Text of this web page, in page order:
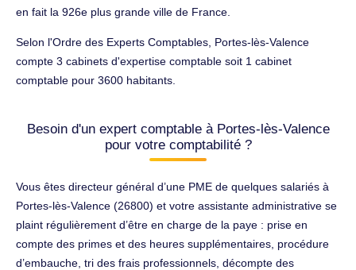
en fait la 926e plus grande ville de France.
Selon l'Ordre des Experts Comptables, Portes-lès-Valence
compte 3 cabinets d'expertise comptable soit 1 cabinet
comptable pour 3600 habitants.
Besoin d'un expert comptable à Portes-lès-Valence
pour votre comptabilité ?
Vous êtes directeur général d’une PME de quelques salariés à
Portes-lès-Valence (26800) et votre assistante administrative se
plaint régulièrement d’être en charge de la paye : prise en
compte des primes et des heures supplémentaires, procédure
d’embauche, tri des frais professionnels, décompte des